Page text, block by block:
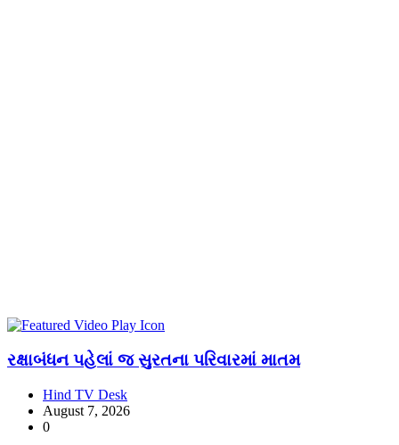
રક્ષાબંધન પહેલાં જ સુરતના પરિવારમાં માતમ
Hind TV Desk
August 7, 2026
0